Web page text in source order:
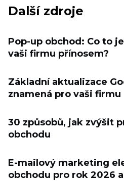
Další zdroje
Pop-up obchod: Co to
vaši firmu přínosem?
Základní aktualizace
znamená pro vaši firmu
30 způsobů, jak zvýšit
obchodu
E-mailový marketing
obchodu pro rok 2026